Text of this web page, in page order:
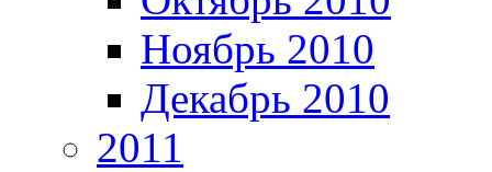
Ноябрь 2010
Декабрь 2010
2011